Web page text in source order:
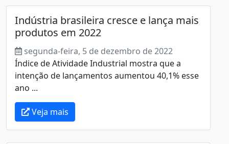
Indústria brasileira cresce e lança mais
produtos em 2022
segunda-feira, 5 de dezembro de 2022
Índice de Atividade Industrial mostra que a
intenção de lançamentos aumentou 40,1% esse
ano ...
Veja mais